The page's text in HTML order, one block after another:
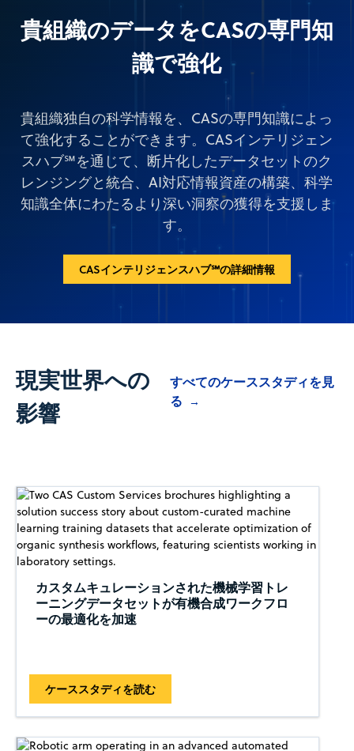
貴組織のデータをCASの専門知
識で強化
貴組織独自の科学情報を、CASの専門知識によっ
て強化することができます。CASインテリジェン
スハブ℠を通じて、断片化したデータセットのク
レンジングと統合、AI対応情報資産の構築、科学
知識全体にわたるより深い洞察の獲得を支援しま
す。
CASインテリジェンスハブ℠の詳細情報
現実世界への
影響
すべてのケーススタディを見
る →
カスタムキュレーションされた機械学習トレ
ーニングデータセットが有機合成ワークフロ
ーの最適化を加速
ケーススタディを読む